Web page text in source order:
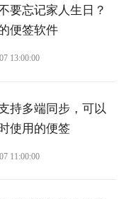
要忘记家人生日？
便签软件
13:00:00
持多端同步，可以
使用的便签
11:00:00